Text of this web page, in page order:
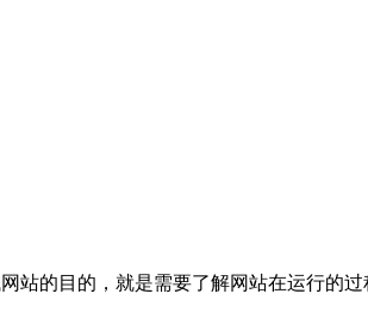
的目的，就是需要了解网站在运行的